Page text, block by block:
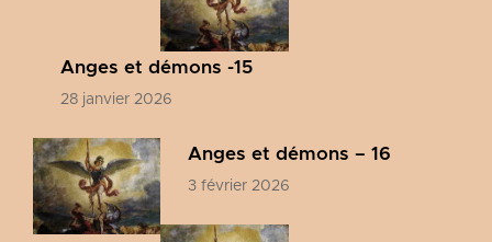
Anges et démons -15
28 janvier 2026
Anges et démons – 16
3 février 2026